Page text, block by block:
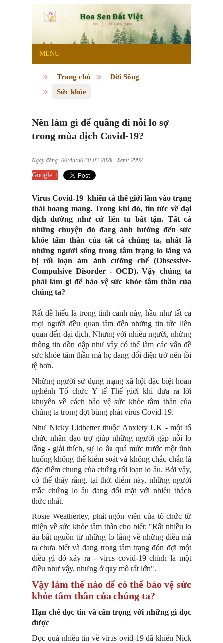
MENU
Trang chủ
Đời Sống
Sức khỏe
Nên làm gì để quẳng đi nỗi lo sợ
trong mùa dịch Covid-19?
Ngày đăng: 00:45:50 30-03-2020 . Xem: 2992
Google +
Virus Covid-19 khiến cả thế giới lâm vào trạng
thái hoang mang. Trong khi đó, tin tức về đại
dịch dường như cứ liên tu bất tận. Tất cả
những chuyện đó đang ảnh hưởng đến sức
khỏe tâm thần của tất cả chúng ta, nhất là
những người sống trong tâm trạng lo lắng và
bị rối loạn ám ảnh cưỡng chế (Obsessive-
Compulsive Disorder - OCD). Vậy chúng ta
phải làm gì để bảo vệ sức khỏe tâm thần của
chúng ta?
Rất dễ hiểu là trong tình cảnh này, hầu như tất cả
mọi người đều quan tâm đến những tin tức liên
quan dến đại dịch. Nhưng với nhiều người, những
thông tin dồn dập như vậy có thể làm các vấn đề
sức khỏe tâm thần mà họ đang dối diện trở nên tồi
tệ hơn.
Những người sử dụng mạng xã hội đặc biệt hoan
nghênh Tổ chức Y tế Thế giới khi đưa ra lời
khuyên về cách bảo vệ sức khỏe tâm thần của
chúng ta trong đợt bùng phát virus Covid-19.
Như Nicky Lidbetter thuộc Anxiety UK - một tổ
chức nhân đạo trợ giúp những người gặp nỗi lo
lắng - giải thích, sự lo âu quá mức trước một tình
huống không thể kiểm soát và không chắc chắn là
đặc điểm chung của chứng rối loạn lo âu. Bởi vậy,
có thể thấy rằng, tại thời điểm này, những người
mắc chứng lo âu đang đối mặt với nhiều thách
thức nhất.
Rosie Weatherley, phát ngôn viên của tổ chức từ
thiện về sức khỏe tâm thần cho biết: "Rất nhiều lo
âu bắt nguồn từ những lo lắng về những điều mà
ta chưa biết và đang trong tâm trạng đón đợi một
điều gì đó xảy ra - virus covid-19 chính là một
điều như vậy, nhưng ở quy mô rất lớn".
Vậy làm thế nào để có thể bảo vệ sức
khỏe tâm thần của chúng ta?
Hạn chế đọc tin và cẩn trọng với những gì đọc
được
Đọc quá nhiều tin về virus ovid-19 đã khiến Nick